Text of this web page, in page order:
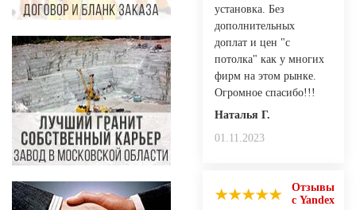
установка. Без
дополнительных
доплат и цен "с
потолка" как у многих
фирм на этом рынке.
Огромное спасибо!!!
Наталья Г.
01.11.2023
Отзывы
с Yandex